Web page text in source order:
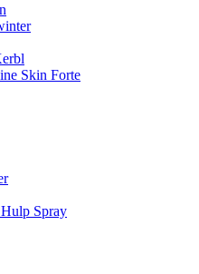
Skin Forte
Spray